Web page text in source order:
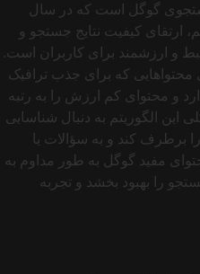
گوگل است که در سال
ارتقای کیفیت نتایج جستجو و
و ارزشمند برای کاربران است.
که برای جذب ترافیک
و محتوای کم‌ ارزش را به رتبه
این الگوریتم به دنبال شناسایی
برطرف کند و به سؤالات یا
مفید گوگل به‌ طور مداوم به‌
را بهبود بخشد و تجربه